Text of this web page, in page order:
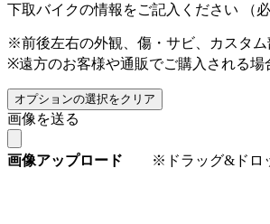
下取バイクの情報をご記入ください （
※前後左右の外観、傷・サビ、カスタム
※遠方のお客様や通販でご購入される場
オプションの選択をクリア
画像を送る
画像アップロード ※ドラッグ&ドロッ